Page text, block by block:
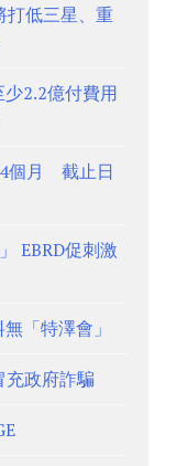
低三星、重
2.2億付費用
個月 截止日
EBRD促刺激
「特澤會」
充政府詐騙